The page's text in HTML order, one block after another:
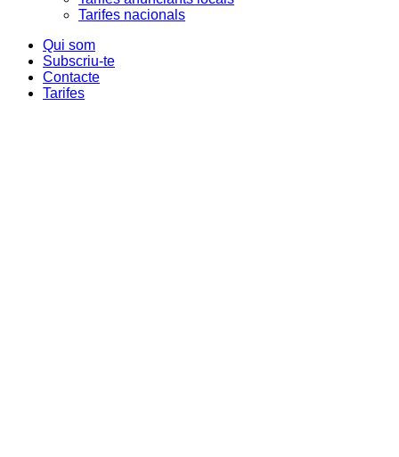
Tarifes nacionals
Qui som
Subscriu-te
Contacte
Tarifes